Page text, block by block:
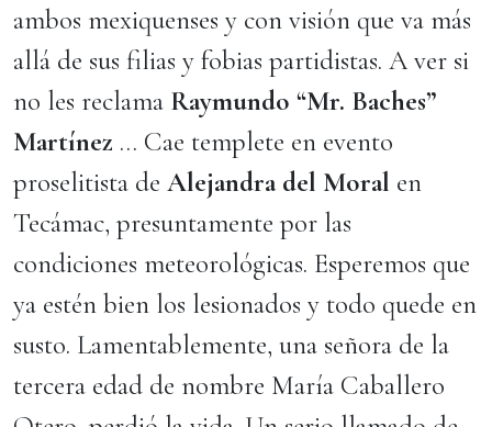
ambos mexiquenses y con visión que va más
allá de sus filias y fobias partidistas. A ver si
no les reclama Raymundo “Mr. Baches”
Martínez … Cae templete en evento
proselitista de Alejandra del Moral en
Tecámac, presuntamente por las
condiciones meteorológicas. Esperemos que
ya estén bien los lesionados y todo quede en
susto. Lamentablemente, una señora de la
tercera edad de nombre María Caballero